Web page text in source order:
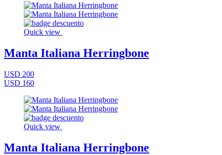
Quick view
Manta Italiana Herringbone
USD 200
USD 160
Quick view
Manta Italiana Herringbone